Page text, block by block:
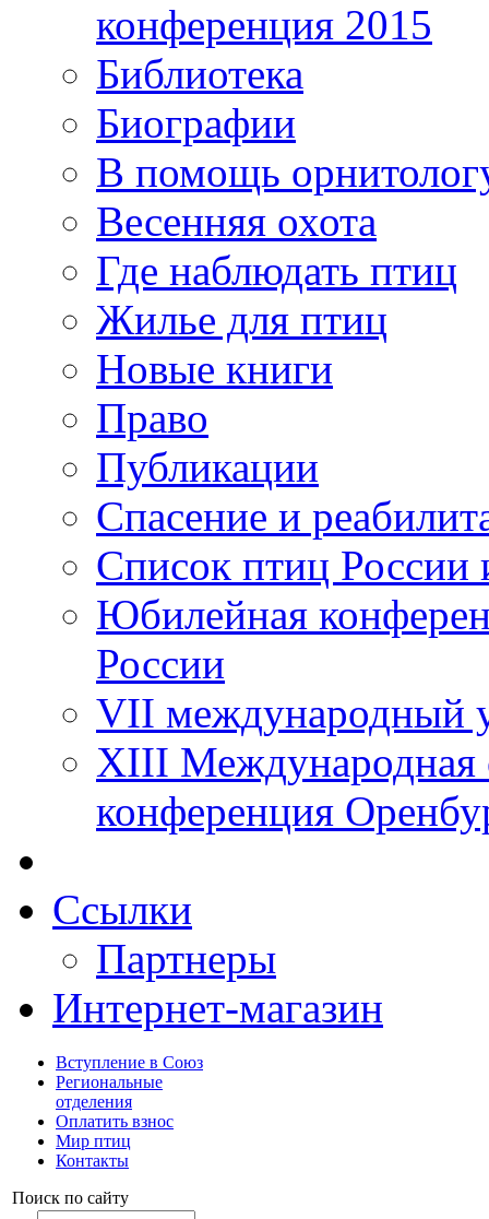
конференция 2015
Библиотека
Биографии
В помощь
Весенняя охота
Где наблюдать птиц
Жилье для птиц
Новые книги
Право
Публикации
Спасение и
Список птиц России
Юбилейная
России
VII международный
XIII Международная
конференция
Ссылки
Партнеры
Интернет-магазин
Вступление в Союз
Региональные
отделения
Оплатить взнос
Мир птиц
Контакты
Поиск по сайту